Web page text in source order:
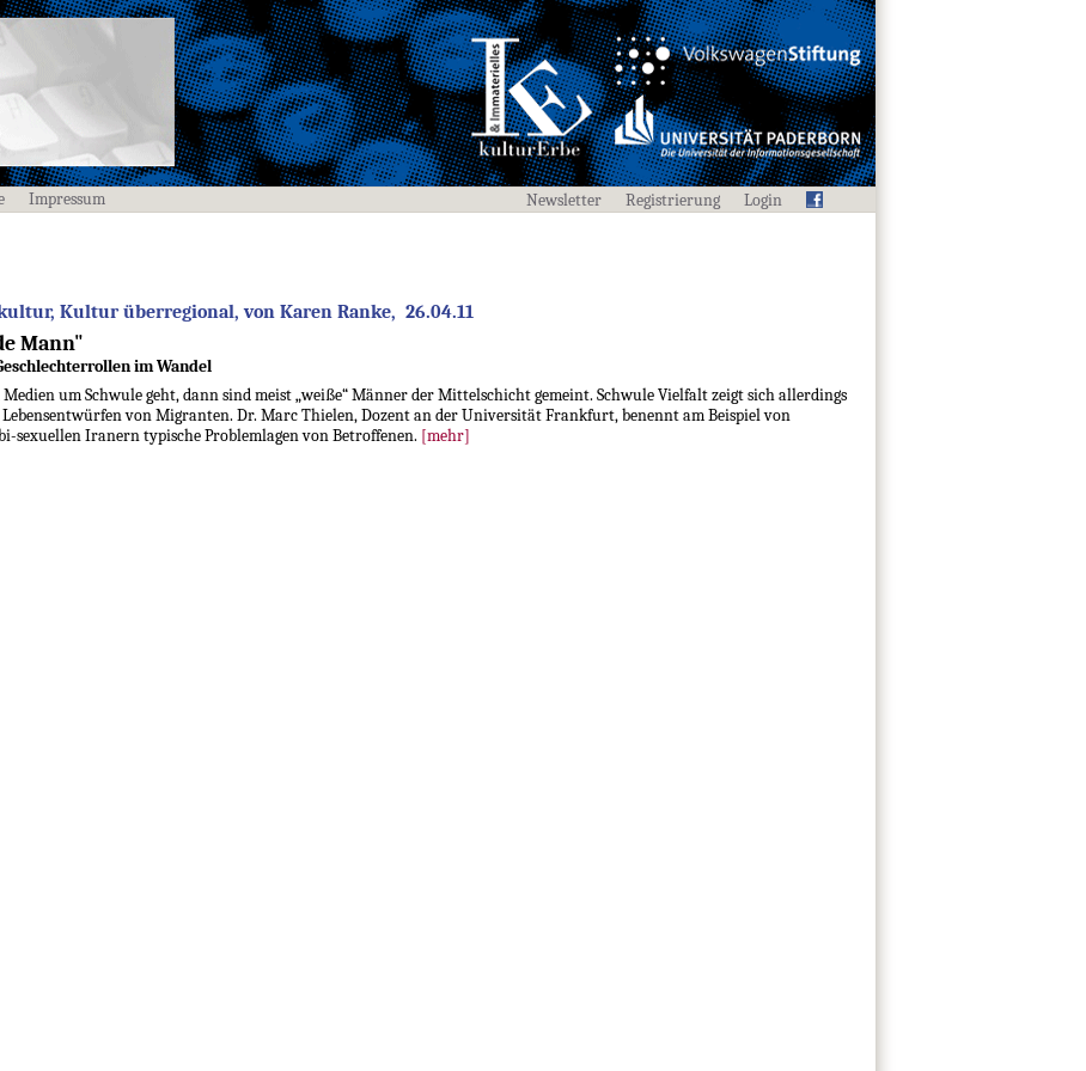
Impressum Newsletter Registrierung Login
Kultur überregional, von Karen Ranke, 26.04.11
Mann"
im Wandel
Medien um Schwule geht, dann sind meist „weiße“ Männer der Mittelschicht gemeint. Schwule Vielfalt zeigt sich allerdings
Lebensentwürfen von Migranten. Dr. Marc Thielen, Dozent an der Universität Frankfurt, benennt am Beispiel von
sexuellen Iranern typische Problemlagen von Betroffenen. [mehr]